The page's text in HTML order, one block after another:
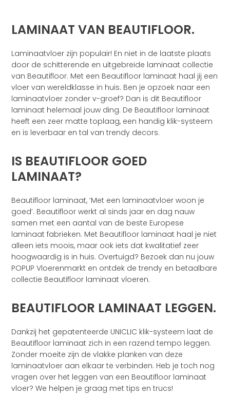
LAMINAAT VAN BEAUTIFLOOR.
Laminaatvloer zijn populair! En niet in de laatste plaats
door de schitterende en uitgebreide laminaat collectie
van Beautifloor. Met een Beautifloor laminaat haal jij een
vloer van wereldklasse in huis. Ben je opzoek naar een
laminaatvloer zonder v-groef? Dan is dit Beautifloor
laminaat helemaal jouw ding. De Beautifloor laminaat
heeft een zeer matte toplaag, een handig klik-systeem
en is leverbaar en tal van trendy decors.
IS BEAUTIFLOOR GOED
LAMINAAT?
Beautifloor laminaat, ‘Met een laminaatvloer woon je
goed’. Beautifloor werkt al sinds jaar en dag nauw
samen met een aantal van de beste Europese
laminaat fabrieken. Met Beautifloor laminaat haal je niet
alleen iets moois, maar ook iets dat kwalitatief zeer
hoogwaardig is in huis. Overtuigd? Bezoek dan nu jouw
POPUP Vloerenmarkt en ontdek de trendy en betaalbare
collectie Beautifloor laminaat vloeren.
BEAUTIFLOOR LAMINAAT LEGGEN.
Dankzij het gepatenteerde UNICLIC klik-systeem laat de
Beautifloor laminaat zich in een razend tempo leggen.
Zonder moeite zijn de vlakke planken van deze
laminaatvloer aan elkaar te verbinden. Heb je toch nog
vragen over het leggen van een Beautifloor laminaat
vloer? We helpen je graag met tips en trucs!